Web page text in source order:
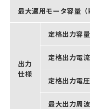
最大適用モータ容量（
出力
仕様
定格出力容
定格出力電流
定格出力電圧
最大出力周